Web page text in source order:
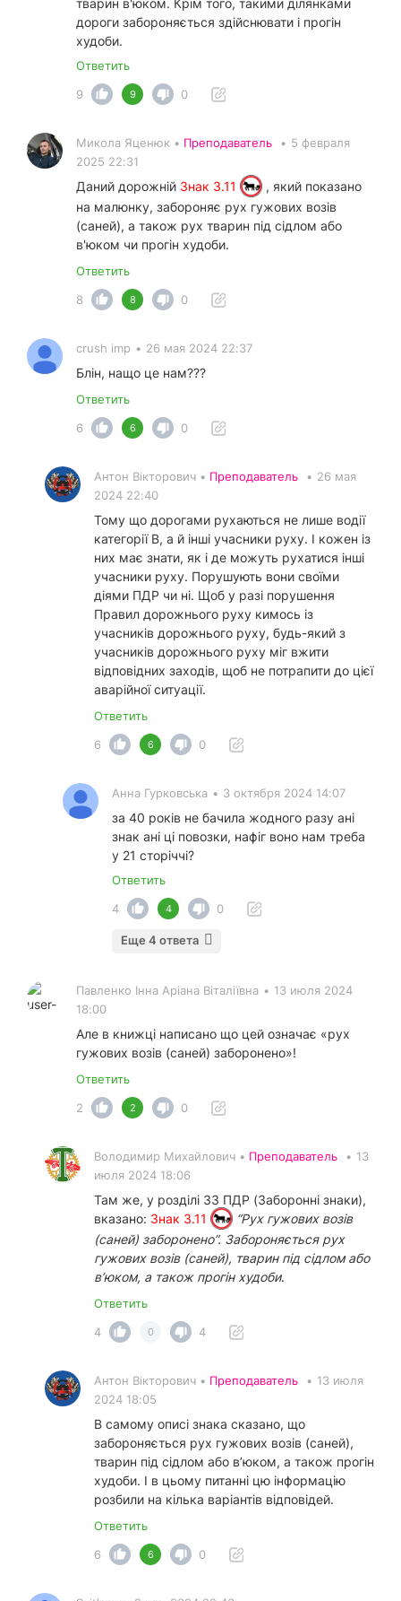
дороги забороняється здійснювати і прогін
худоби.
Ответить
9
9 0
Микола Яценюк • Преподаватель • 5 февраля
2025 22:31
Даний дорожній Знак 3.11
, який показано
на малюнку, забороняє рух гужових возів
(саней), а також рух тварин під сідлом або
в'юком чи прогін худоби.
Ответить
8
8 0
crush imp • 26 мая 2024 22:37
Блін, нащо це нам???
Ответить
6
6 0
Антон Вікторович • Преподаватель • 26 мая
2024 22:40
Тому що дорогами рухаються не лише водії
категорії В, а й інші учасники руху. І кожен із
них має знати, як і де можуть рухатися інші
учасники руху. Порушують вони своїми
діями ПДР чи ні. Щоб у разі порушення
Правил дорожнього руху кимось із
учасників дорожнього руху, будь-який з
учасників дорожнього руху міг вжити
відповідних заходів, щоб не потрапити до цієї
аварійної ситуації.
Ответить
6
6 0
Анна Гурковська • 3 октября 2024 14:07
за 40 років не бачила жодного разу ані
знак ані ці повозки, нафіг воно нам треба
у 21 сторіччі?
Ответить
4
4 0
Еще 4 ответа
Павленко Інна Аріана Віталіївна • 13 июля 2024
18:00
Але в книжці написано що цей означає «рух
гужових возів (саней) заборонено»!
Ответить
2
2 0
Володимир Михайлович • Преподаватель • 13
июля 2024 18:06
Там же, у розділі 33 ПДР (Заборонні знаки),
вказано: Знак 3.11
“Рух гужових возів
(саней) заборонено”. Забороняється рух
гужових возів (саней), тварин під сідлом або
в’юком, а також прогін худоби.
Ответить
4
0 4
Антон Вікторович • Преподаватель • 13 июля
2024 18:05
В самому описі знака сказано, що
забороняється рух гужових возів (саней),
тварин під сідлом або в’юком, а також прогін
худоби. І в цьому питанні цю інформацію
розбили на кілька варіантів відповідей.
Ответить
6
6 0